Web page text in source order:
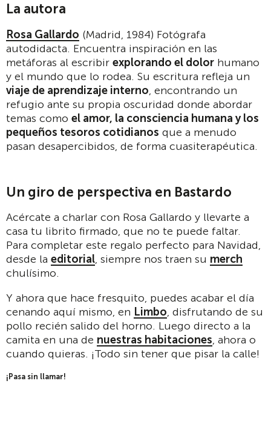
La autora
Rosa Gallardo (Madrid, 1984) Fotógrafa
autodidacta. Encuentra inspiración en las
metáforas al escribir explorando el dolor humano
y el mundo que lo rodea. Su escritura refleja un
viaje de aprendizaje interno, encontrando un
refugio ante su propia oscuridad donde abordar
temas como el amor, la consciencia humana y los
pequeños tesoros cotidianos que a menudo
pasan desapercibidos, de forma cuasiterapéutica.
Un giro de perspectiva en Bastardo
Acércate a charlar con Rosa Gallardo y llevarte a
casa tu librito firmado, que no te puede faltar.
Para completar este regalo perfecto para Navidad,
desde la editorial, siempre nos traen su merch
chulísimo.
Y ahora que hace fresquito, puedes acabar el día
cenando aquí mismo, en Limbo, disfrutando de su
pollo recién salido del horno. Luego directo a la
camita en una de nuestras habitaciones, ahora o
cuando quieras. ¡Todo sin tener que pisar la calle!
¡Pasa sin llamar!